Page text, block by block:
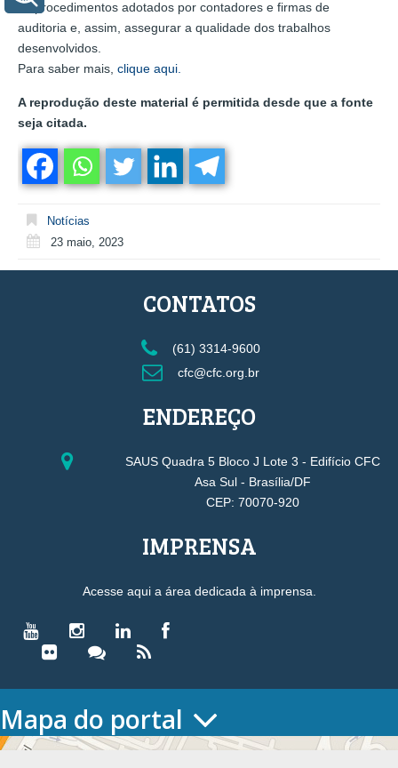
os procedimentos adotados por contadores e firmas de
auditoria e, assim, assegurar a qualidade dos trabalhos
desenvolvidos.
Para saber mais, clique aqui.
A reprodução deste material é permitida desde que a fonte
seja citada.
Notícias
23 maio, 2023
CONTATOS
(61) 3314-9600
cfc@cfc.org.br
ENDEREÇO
SAUS Quadra 5 Bloco J Lote 3 - Edifício CFC
Asa Sul - Brasília/DF
CEP: 70070-920
IMPRENSA
Acesse aqui a área dedicada à imprensa.
Mapa do portal
HOME